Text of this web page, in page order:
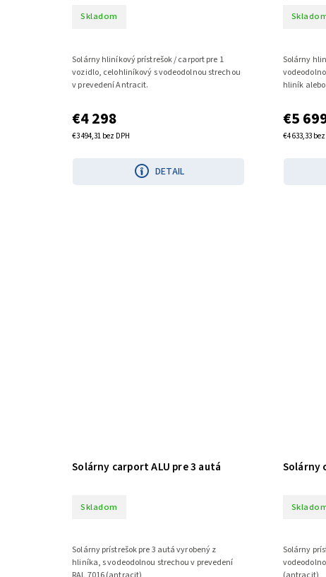
Skladom
€3 494,31 bez DPH
€4 298
DETAIL
Solárny hliníkový prístrešok / carport pre 1
vozidlo, celohliníkový s vodeodolnou strechou
v prevedení Antracit.
€4 633,33
€5
Solárny
hliník
Solárny carport ALU pre 3 autá
Skladom
Solárny prístrešok pre 3 autá vyrobený z
hliníka, s vodeodolnou strechou v prevedení
Solárny
Solárny